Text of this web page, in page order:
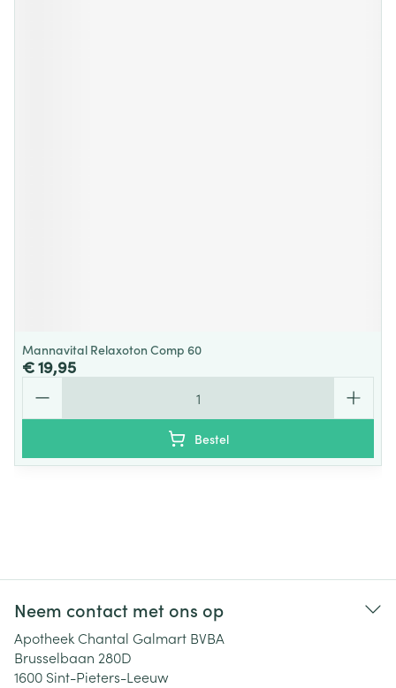
Mannavital Relaxoton Comp 60
€ 19,95
Bestel
Neem contact met ons op
Apotheek Chantal Galmart BVBA
Brusselbaan 280D
1600 Sint-Pieters-Leeuw